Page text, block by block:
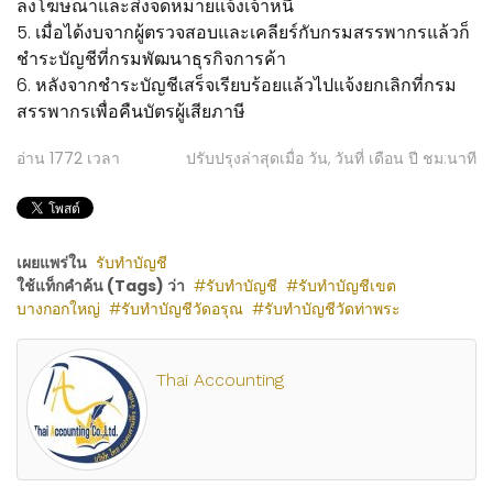
ลงโฆษณาและส่งจดหมายแจ้งเจ้าหนี้
5. เมื่อได้งบจากผู้ตรวจสอบและเคลียร์กับกรมสรรพากรแล้วก็
ชำระบัญชีที่กรมพัฒนาธุรกิจการค้า
6. หลังจากชำระบัญชีเสร็จเรียบร้อยแล้วไปแจ้งยกเลิกที่กรม
สรรพากรเพื่อคืนบัตรผู้เสียภาษี
อ่าน 1772 เวลา ปรับปรุงล่าสุดเมื่อ วัน, วันที่ เดือน ปี ชม:นาที
เผยแพร่ใน รับทำบัญชี
ใช้แท็กคำค้น (Tags) ว่า
รับทำบัญชี
รับทำบัญชีเขต
บางกอกใหญ่
รับทำบัญชีวัดอรุณ รับทำบัญชีวัดท่าพระ
Thai Accounting